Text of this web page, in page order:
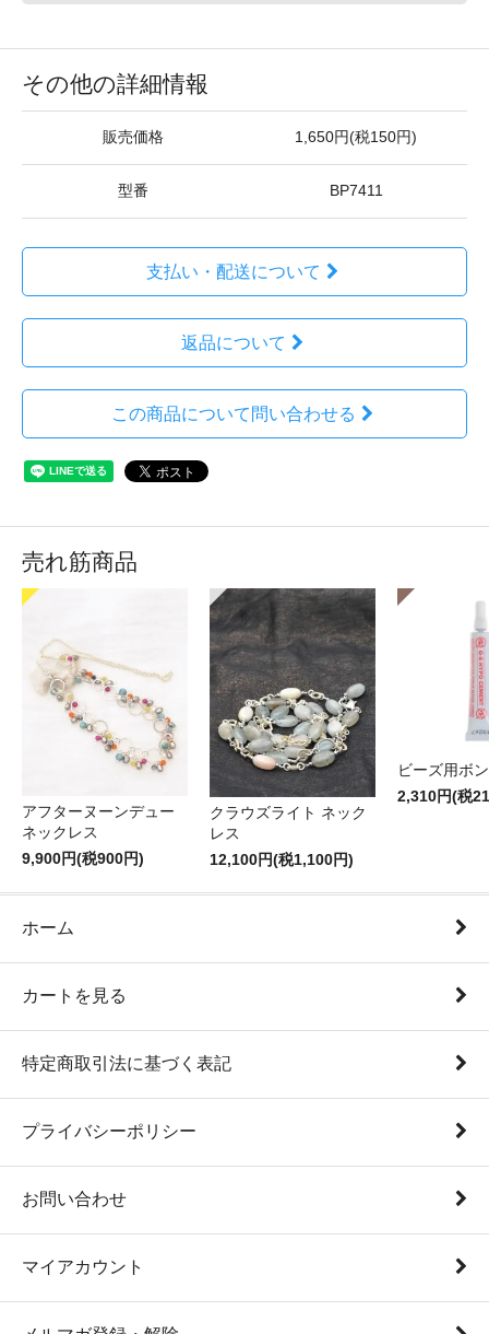
その他の詳細情報
販売価格 1,650円(税150円)
型番 BP7411
支払い・配送について
返品について
この商品について問い合わせる
売れ筋商品
アフターヌーンデュー
ネックレス
9,900円(税900円)
クラウズライト ネック
レス
12,100円(税1,100円)
ビーズ用ボ
2,310円(税
ホーム
カートを見る
特定商取引法に基づく表記
プライバシーポリシー
お問い合わせ
マイアカウント